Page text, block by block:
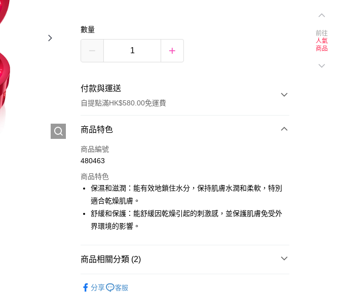
數量
付款與運送
自提點滿HK$580.00免運費
付款方式
信用卡
Google Pay
AlipayHK
PayMe
其他轉帳方式
銀行匯款 請將存款存到以下銀行帳戶，並於存款單據寫上訂單編號後電郵
至eshop@colourmix-cosmetics.com** **我們不會處理沒有提供存款單據
商品特色
商品編號
480463
商品特色
保濕和滋潤：能有效地鎖住水分，保持肌膚水潤和柔軟，特別
適合乾燥肌膚。
舒緩和保護：能舒緩因乾燥引起的刺激感，並保護肌膚免受外
界環境的影響。
商品相關分類 (2)
分享 客服
前往
人氣
商品